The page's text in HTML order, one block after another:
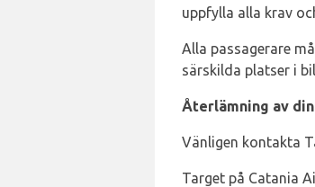
uppfylla alla krav
Alla passagerare
särskilda platser i
Återlämning av
Vänligen kontakta
Target på Catania